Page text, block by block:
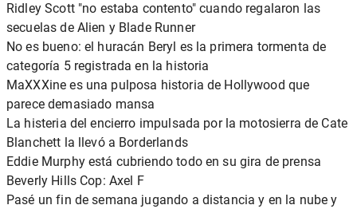
Ridley Scott "no estaba contento" cuando regalaron las
secuelas de Alien y Blade Runner
No es bueno: el huracán Beryl es la primera tormenta de
categoría 5 registrada en la historia
MaXXXine es una pulposa historia de Hollywood que
parece demasiado mansa
La histeria del encierro impulsada por la motosierra de Cate
Blanchett la llevó a Borderlands
Eddie Murphy está cubriendo todo en su gira de prensa
Beverly Hills Cop: Axel F
Pasé un fin de semana jugando a distancia y en la nube y